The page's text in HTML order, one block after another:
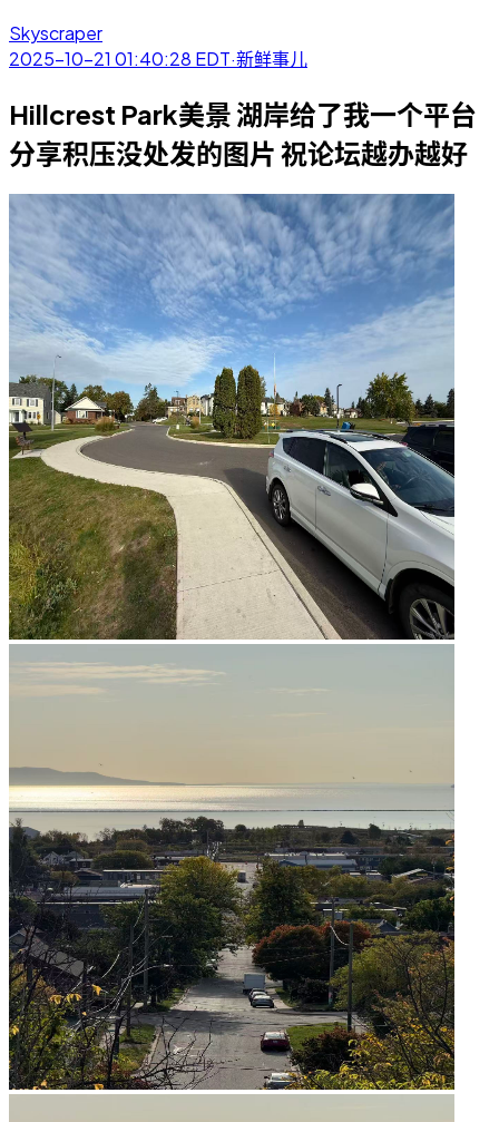
Skyscraper
2025-10-21 01:40:28 EDT·新鲜事儿
Hillcrest Park美景 湖岸给了我一个平台
分享积压没处发的图片 祝论坛越办越好